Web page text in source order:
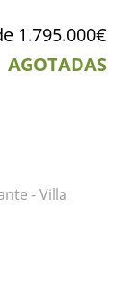
1.795.000€
AGOTADAS